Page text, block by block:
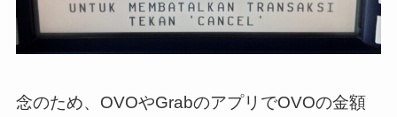
念のため、OVOやGrabのアプリでOVOの金額